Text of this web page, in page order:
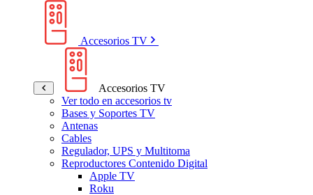
Accesorios TV
Accesorios TV
Ver todo en accesorios tv
Bases y Soportes TV
Antenas
Cables
Regulador, UPS y Multitoma
Reproductores Contenido Digital
Apple TV
Roku